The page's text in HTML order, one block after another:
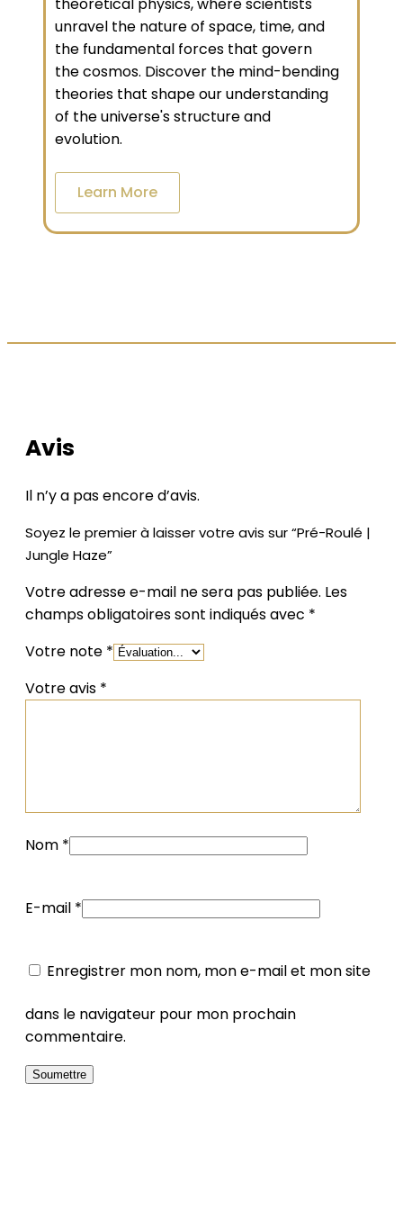
unravel the nature of space, time, and
the fundamental forces that govern
the cosmos. Discover the mind-bending
theories that shape our understanding
of the universe's structure and
evolution.
Learn More
Avis
Il n’y a pas encore d’avis.
Soyez le premier à laisser votre avis sur “Pré-Roulé |
Jungle Haze”
Votre adresse e-mail ne sera pas publiée. Les
champs obligatoires sont indiqués avec *
Votre note *
Votre avis *
Nom *
E-mail *
Enregistrer mon nom, mon e-mail et mon site
dans le navigateur pour mon prochain
commentaire.